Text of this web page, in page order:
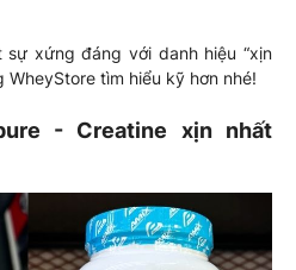
sự xứng đáng với danh hiệu “xịn
WheyStore tìm hiểu kỹ hơn nhé!
- Creatine xịn nhất